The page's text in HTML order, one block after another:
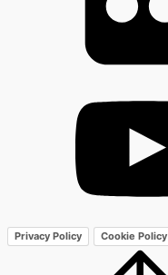
Privacy Policy Cookie Policy